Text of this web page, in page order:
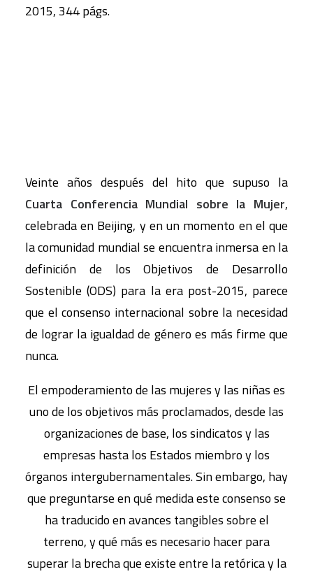
2015, 344 págs.
Veinte años después del hito que supuso la
Cuarta Conferencia Mundial sobre la Mujer,
celebrada en Beijing, y en un momento en el que
la comunidad mundial se encuentra inmersa en la
definición de los Objetivos de Desarrollo
Sostenible (ODS) para la era post-2015, parece
que el consenso internacional sobre la necesidad
de lograr la igualdad de género es más firme que
nunca.
El empoderamiento de las mujeres y las niñas es
uno de los objetivos más proclamados, desde las
organizaciones de base, los sindicatos y las
empresas hasta los Estados miembro y los
órganos intergubernamentales. Sin embargo, hay
que preguntarse en qué medida este consenso se
ha traducido en avances tangibles sobre el
terreno, y qué más es necesario hacer para
superar la brecha que existe entre la retórica y la